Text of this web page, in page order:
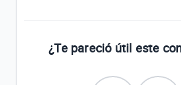
¿Qué documentos necesito para
presente promoción, lo que ocurra
Mecánica:
¿Te pareció útil este